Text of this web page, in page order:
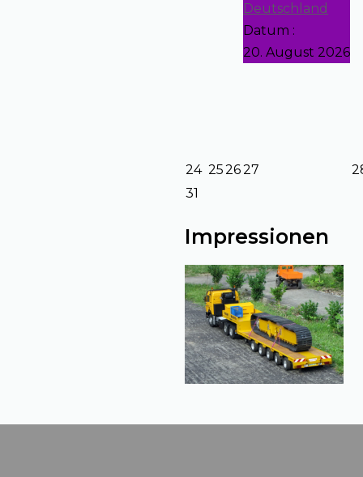
Deutschland
Datum :
20. August 2026
24 252627
31
Impressionen